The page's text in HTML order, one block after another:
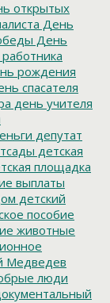
открытых
День
День
рождения
спасателя
день учителя
депутат
детская
площадка
выплаты
детский
пособие
животные
Медведев
люди